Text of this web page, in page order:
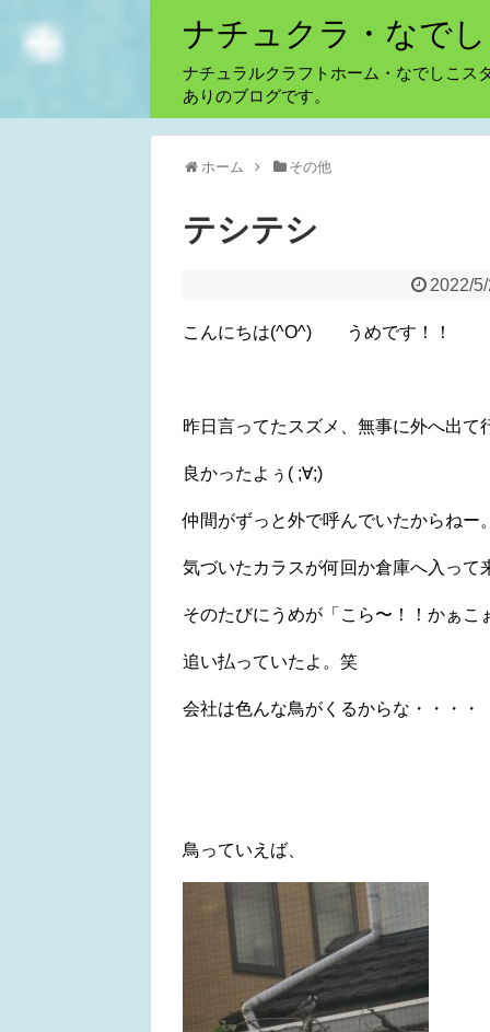
ナチュクラ・なで
ナチュラルクラフトホーム・なでしこス
ありのブログです。
ホーム その他
テシテシ
2022/
こんにちは(^O^) うめです！！
昨日言ってたスズメ、無事に外へ出て
良かったよぅ( ;∀;)
仲間がずっと外で呼んでいたからねー
気づいたカラスが何回か倉庫へ入って
そのたびにうめが「こら〜！！かぁこ
追い払っていたよ。笑
会社は色んな鳥がくるからな・・・・
鳥っていえば、